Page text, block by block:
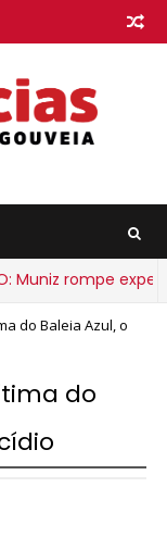
rompe
do Baleia Azul, o
do